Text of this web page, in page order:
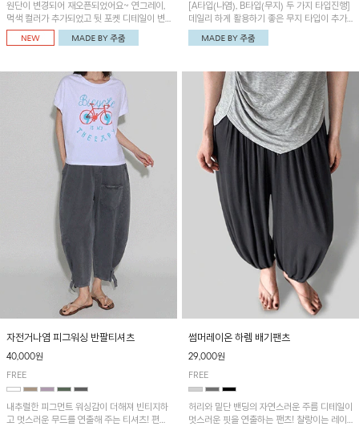
원단이 변경되어 재오픈되었어요~ 연그레이,
먹색 컬러가 추가되었고 뒷 포켓 디테일이 변
경되었습니다~가볍고 시원하게 착용되는 배
기통팬츠! 허리밴딩과 여유로운 통으로 편안해
[A타입(나염), B타입(무지) 두 가지 타입진행]
데일리 하게 활용하기 좋은 무지 타입이 추가
되었어요~ 볼륨감 있는 항아리핏 실루엣이 유
니크하며 포켓디테일이 POINT!
자전거나염 피그워싱 반팔티셔츠
40,000원
FREE
내추럴한 피그먼트 워싱감이 더해져 빈티지하
고 멋스러운 무드를 연출해 주는 티셔츠! 편안
썸머레이온 하렘 배기팬츠
29,000원
FREE
허리와 밑단 밴딩의 자연스러운 주름 디테일이
멋스러운 핏을 연출하는 팬츠! 찰랑이는 레이